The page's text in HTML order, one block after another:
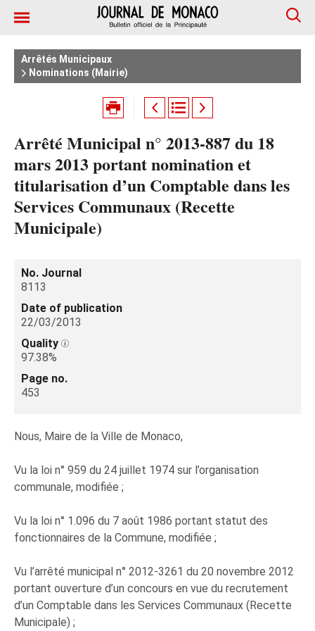
Arrêtés Municipaux
Nominations (Mairie)
Arrêté Municipal n° 2013-887 du 18
mars 2013 portant nomination et
titularisation d’un Comptable dans les
Services Communaux (Recette
Municipale)
No. Journal
8113
Date of publication
22/03/2013
Quality
97.38%
Page no.
453
Nous, Maire de la Ville de Monaco,
Vu la loi n° 959 du 24 juillet 1974 sur l’organisation
communale, modifiée ;
Vu la loi n° 1.096 du 7 août 1986 portant statut des
fonctionnaires de la Commune, modifiée ;
Vu l’arrêté municipal n° 2012-3261 du 20 novembre 2012
portant ouverture d’un concours en vue du recrutement
d’un Comptable dans les Services Communaux (Recette
Municipale) ;